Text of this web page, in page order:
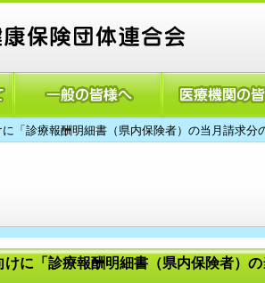
「診療報酬明細書（県内保険者）の当月請求
けに「診療報酬明細書（県内保険者）